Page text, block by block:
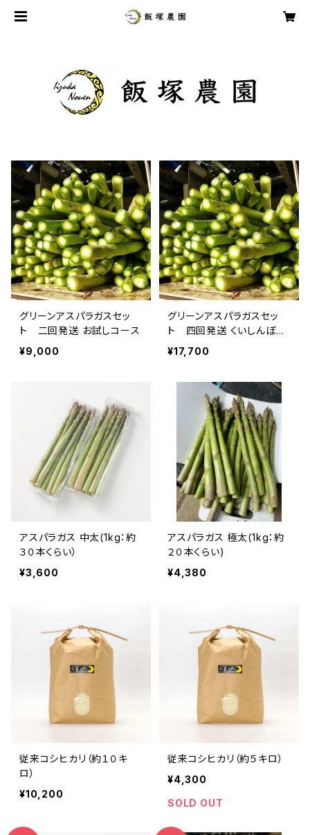
グリーンアスパラガスセッ
ト 二回発送 お試しコース
¥9,000
グリーンアスパラガスセッ
ト 四回発送 くいしんぼう
コース
¥17,700
アスパラガス 中太(1kg：約
３０本くらい）
¥3,600
アスパラガス 極太(1kg：約
２０本くらい)
¥4,380
従来コシヒカリ（約１０キ
ロ）
¥10,200
従来コシヒカリ（約５キロ）
¥4,300
SOLD OUT